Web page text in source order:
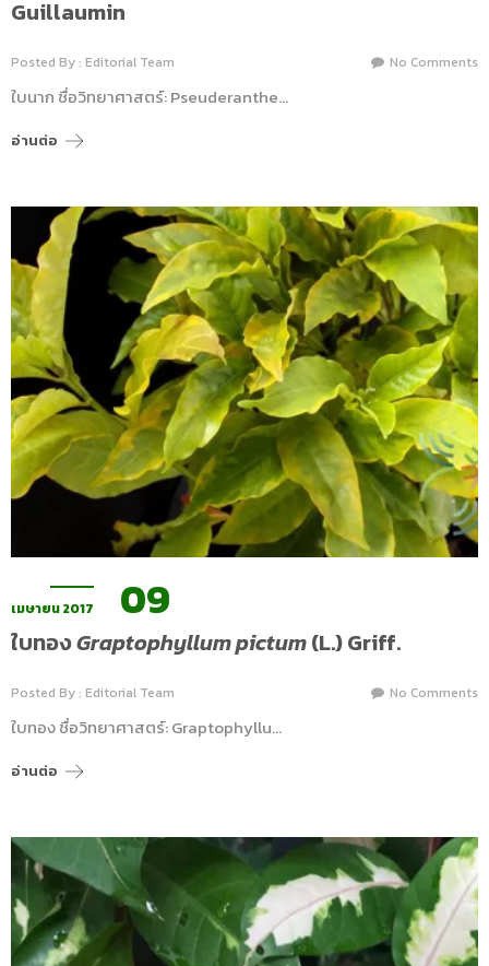
Guillaumin
Posted By : Editorial Team No Comments
ใบนาก ชื่อวิทยาศาสตร์: Pseuderanthe…
อ่านต่อ
เมษายน 2017 09
ใบทองGraptophyllum pictum(L.) Griff.
Posted By : Editorial Team No Comments
ใบทอง ชื่อวิทยาศาสตร์: Graptophyllu…
อ่านต่อ